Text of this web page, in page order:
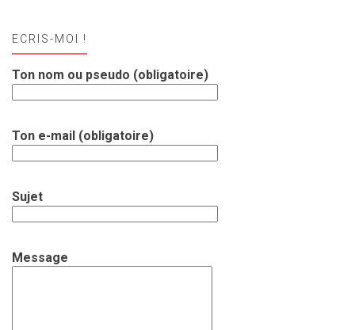
ECRIS-MOI !
Ton nom ou pseudo (obligatoire)
Ton e-mail (obligatoire)
Sujet
Message